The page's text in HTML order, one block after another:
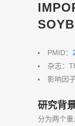
PMID：
杂志：
影响因
研究背景
分为两个